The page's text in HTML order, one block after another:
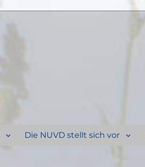
Die NUVD stellt sich vor